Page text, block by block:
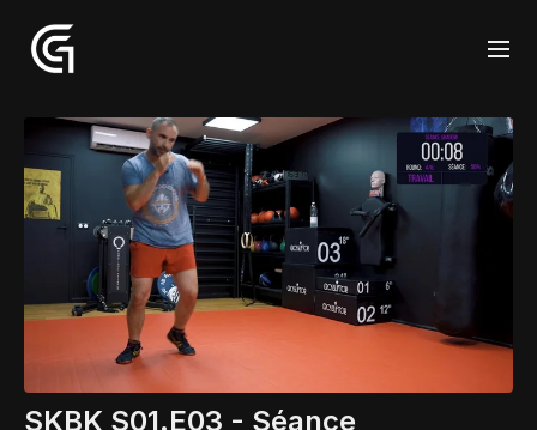
SKBK S01.E03 - Séance